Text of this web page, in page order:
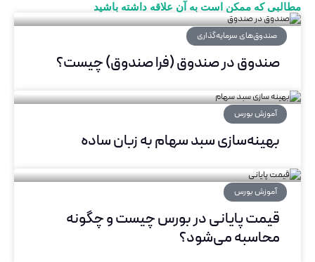
مطالبی که ممکن است به آن علاقه داشته باشید
صندوق‌های سرمایه‌گذاری
صندوق در صندوق (فرا صندوق) چیست؟
آموزش بورس
بهینه‌سازی سبد سهام به زبان ساده
آموزش بورس
قیمت پایانی در بورس چیست و چگونه
محاسبه می‌شود؟